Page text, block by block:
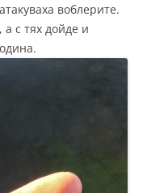
воблерите.
с тях дойде и